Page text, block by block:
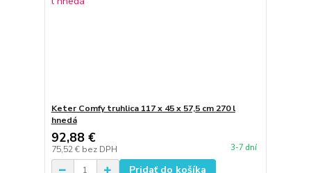
Keter Comfy truhlica 117 x 45 x 57,5 cm 270 l
hnedá
92,88 €
75,52 € bez DPH 3-7 dní
Pridať do košíka